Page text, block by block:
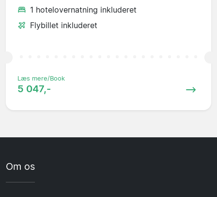
1 hotelovernatning inkluderet
Flybillet inkluderet
Læs mere/Book
5 047,-
Om os